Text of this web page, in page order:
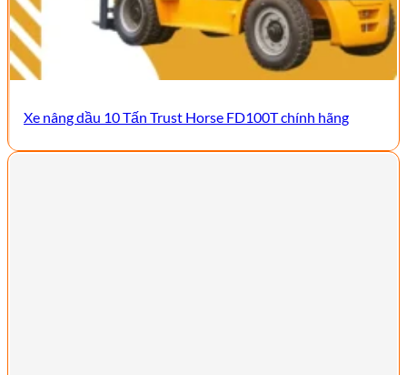
Xe nâng dầu 10 Tấn Trust Horse FD100T chính hãng